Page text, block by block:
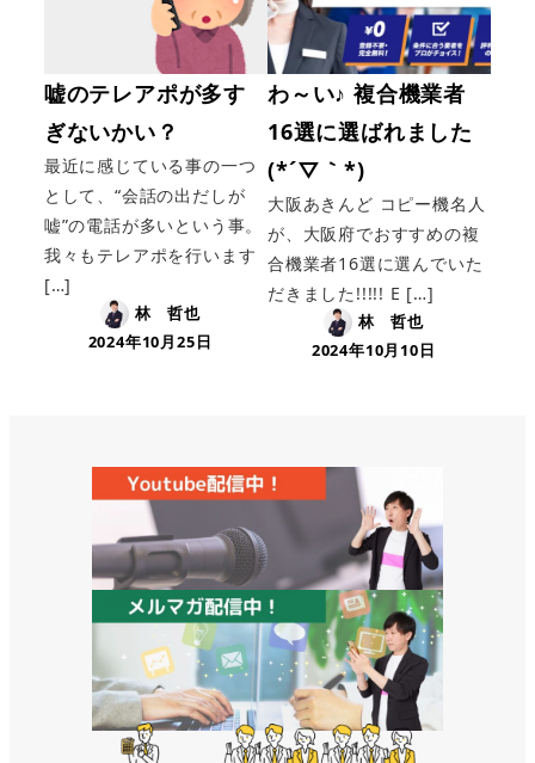
嘘のテレアポが多す
ぎないかい？
最近に感じている事の一つ
として、“会話の出だしが
嘘”の電話が多いという事。
我々もテレアポを行います
[…]
林 哲也
2024年10月25日
わ～い♪ 複合機業者
16選に選ばれました
(*´▽｀*)
大阪あきんど コピー機名人
が、大阪府でおすすめの複
合機業者16選に選んでいた
だきました!!!!! E […]
林 哲也
2024年10月10日